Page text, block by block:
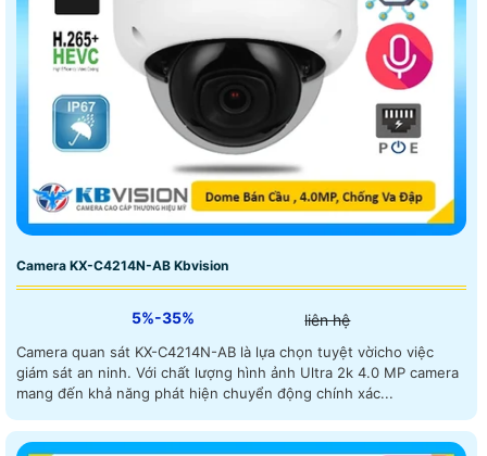
Camera KX-C4214N-AB Kbvision
5%-35% liên hệ
Camera quan sát KX-C4214N-AB là lựa chọn tuyệt vờicho việc
giám sát an ninh. Với chất lượng hình ảnh Ultra 2k 4.0 MP camera
mang đến khả năng phát hiện chuyển động chính xác...